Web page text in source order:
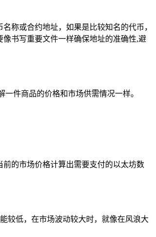
称或合约地址，如果是比较知名的代币，
书写重要文件一样确保地址的准确性,避
件商品的价格和市场供需情况一样。
的市场价格计算出需要支付的以太坊数
较低，在市场波动较大时，就像在风浪大